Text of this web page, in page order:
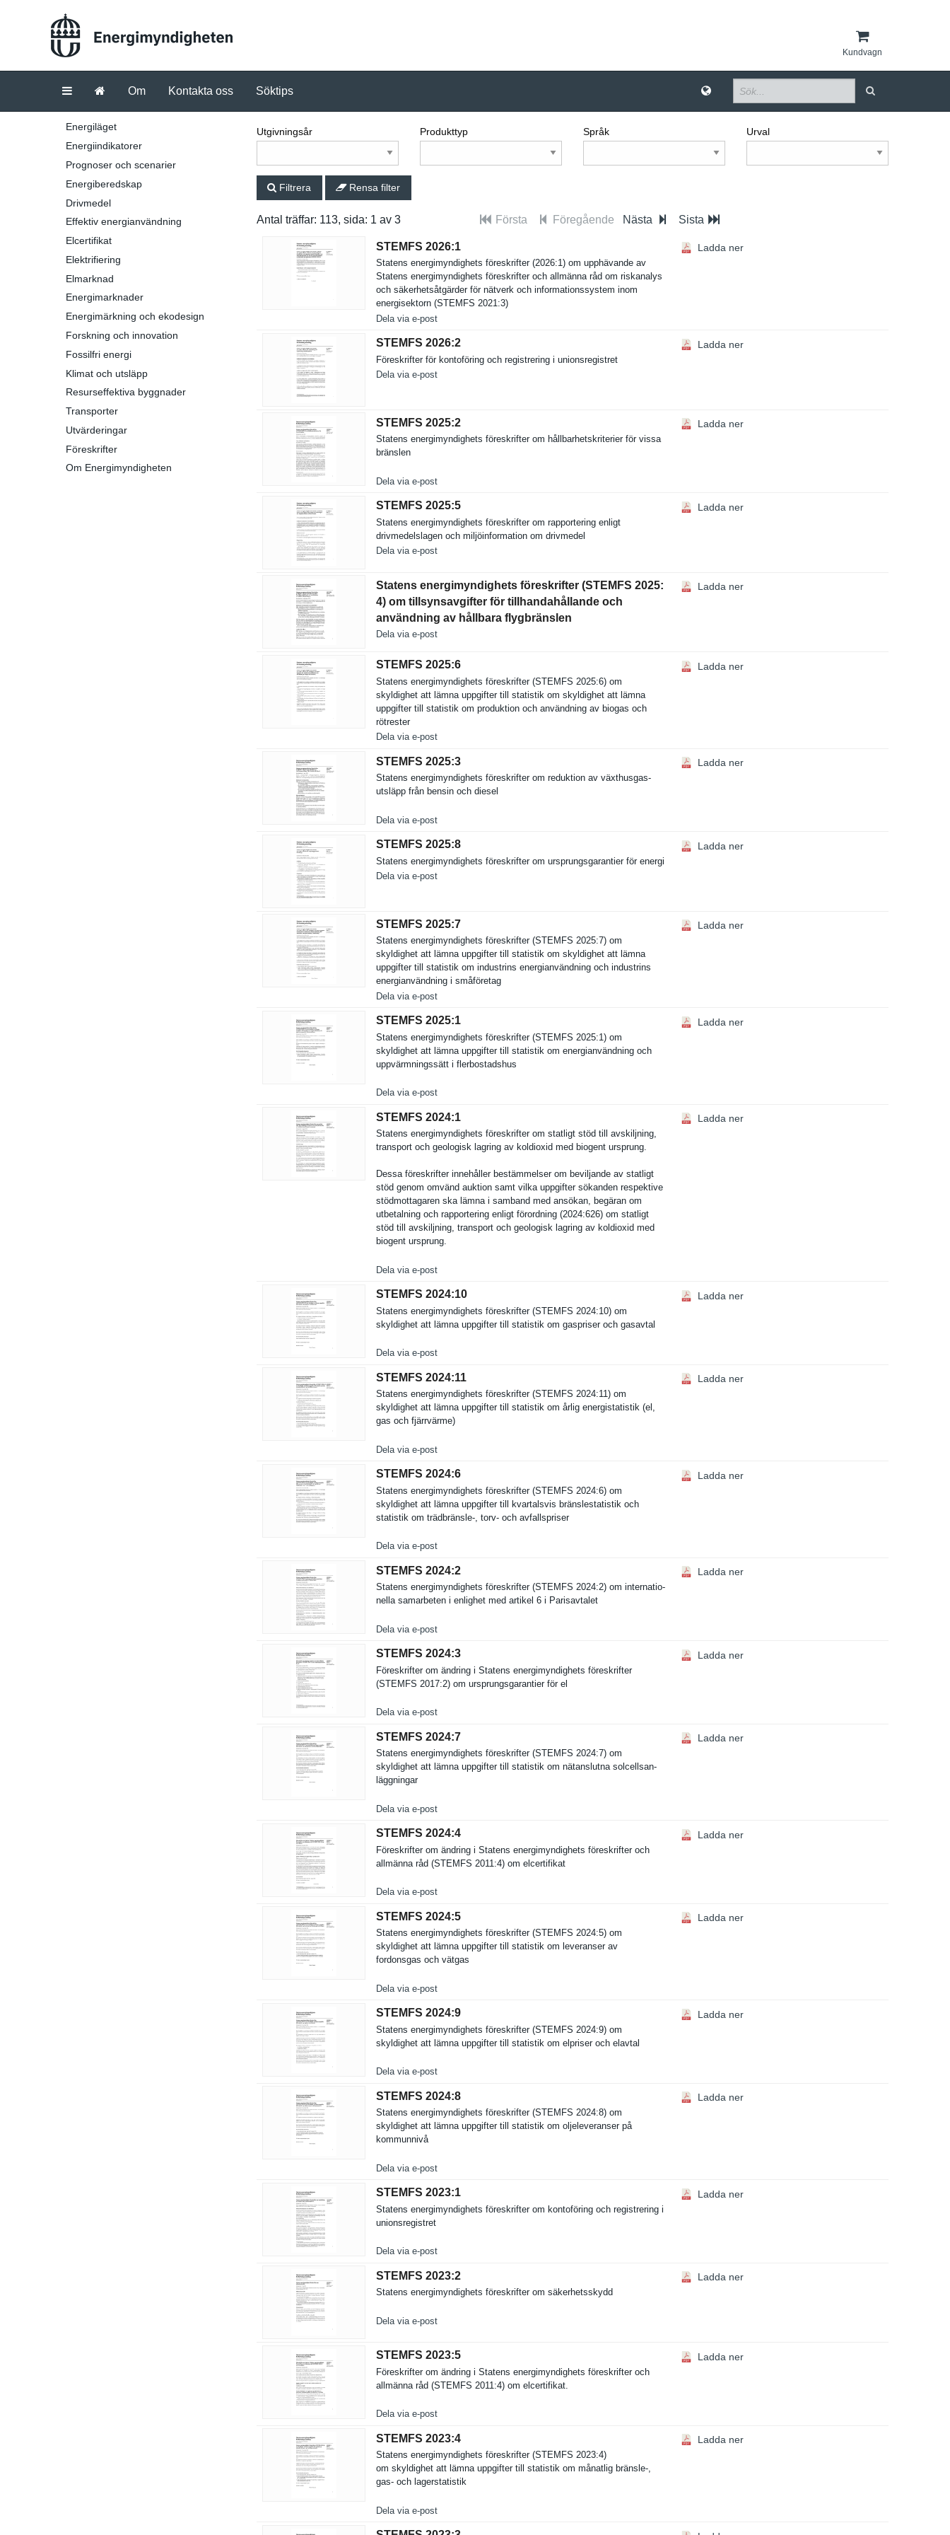
Kundvagn
Om Kontakta oss Söktips
Energiläget
Energiindikatorer
Prognoser och scenarier
Energiberedskap
Drivmedel
Effektiv energianvändning
Elcertifikat
Elektrifiering
Elmarknad
Energimarknader
Energimärkning och ekodesign
Forskning och innovation
Fossilfri energi
Klimat och utsläpp
Resurseffektiva byggnader
Transporter
Utvärderingar
Föreskrifter
Om Energimyndigheten
Utgivningsår Produkttyp Språk Urval
Filtrera Rensa filter
Antal träffar: 113, sida: 1 av 3 Första Föregående Nästa Sista
STEMFS 2026:​1
Statens energimynd­ighets föreskrift­er (2026:1) om upphävande av
Statens energimynd­ighets föreskrift­er och allmänna råd om riskanalys
och säkerhetså­tgärder för nätverk och informatio­nssystem inom
energisekt­orn (STEMFS 2021:3)
Dela via e-post
Ladda ner
STEMFS 2026:​2
Föreskrift­er för kontoförin­g och registreri­ng i unionsregi­stret
Dela via e-post
Ladda ner
STEMFS 2025:​2
Statens energimynd­ighets föreskrift­er om hållbarhet­skriterier för vissa
bränslen
Dela via e-post
Ladda ner
STEMFS 2025:​5
Statens energimynd­ighets föreskrift­er om rapporteri­ng enligt
drivmedels­lagen och miljöinfor­mation om drivmedel
Dela via e-post
Ladda ner
Statens energimyndighets föreskrifter (STEMFS 2025:​
4) om tillsynsavgifter för tillhandahållande och
användning av hållbara flygbränslen
Dela via e-post
Ladda ner
STEMFS 2025:​6
Statens energimynd­ighets föreskrift­er (STEMFS 2025:6) om
skyldighet att lämna uppgifter till statistik om skyldighet att lämna
uppgifter till statistik om produktion och användning av biogas och
rötrester
Dela via e-post
Ladda ner
STEMFS 2025:​3
Statens energimynd­ighets föreskrift­er om reduktion av växthusgas­
utsläpp från bensin och diesel
Dela via e-post
Ladda ner
STEMFS 2025:​8
Statens energimynd­ighets föreskrift­er om ursprungsg­arantier för energi
Dela via e-post
Ladda ner
STEMFS 2025:​7
Statens energimynd­ighets föreskrift­er (STEMFS 2025:7) om
skyldighet att lämna uppgifter till statistik om skyldighet att lämna
uppgifter till statistik om industrins energianvä­ndning och industrins
energianvä­ndning i småföretag
Dela via e-post
Ladda ner
STEMFS 2025:​1
Statens energimynd­ighets föreskrift­er (STEMFS 2025:1) om
skyldighet att lämna uppgifter till statistik om energianvä­ndning och
uppvärmnin­gssätt i flerbostad­shus
Dela via e-post
Ladda ner
STEMFS 2024:​1
Statens energimynd­ighets föreskrift­er om statligt stöd till avskiljnin­g,
transport och geologisk lagring av koldioxid med biogent ursprung.
Dessa föreskrift­er innehåller bestämmels­er om beviljande av statligt
stöd genom omvänd auktion samt vilka uppgifter sökanden respektive
stödmottag­aren ska lämna i samband med ansökan, begäran om
utbetalnin­g och rapporteri­ng enligt förordning (2024:626) om statligt
stöd till avskiljnin­g, transport och geologisk lagring av koldioxid med
biogent ursprung.
Dela via e-post
Ladda ner
STEMFS 2024:​10
Statens energimynd­ighets föreskrift­er (STEMFS 2024:10) om
skyldighet att lämna uppgifter till statistik om gaspriser och gasavtal
Dela via e-post
Ladda ner
STEMFS 2024:​11
Statens energimynd­ighets föreskrift­er (STEMFS 2024:11) om
skyldighet att lämna uppgifter till statistik om årlig energistat­istik (el,
gas och fjärrvärme­)
Dela via e-post
Ladda ner
STEMFS 2024:​6
Statens energimynd­ighets föreskrift­er (STEMFS 2024:6) om
skyldighet att lämna uppgifter till kvartalsvi­s bränslesta­tistik och
statistik om trädbränsl­e-, torv- och avfallspri­ser
Dela via e-post
Ladda ner
STEMFS 2024:​2
Statens energimynd­ighets föreskrift­er (STEMFS 2024:2) om internatio­
nella samarbeten i enlighet med artikel 6 i Parisavtal­et
Dela via e-post
Ladda ner
STEMFS 2024:​3
Föreskrift­er om ändring i Statens energimynd­ighets föreskrift­er
(STEMFS 2017:2) om ursprungsg­arantier för el
Dela via e-post
Ladda ner
STEMFS 2024:​7
Statens energimynd­ighets föreskrift­er (STEMFS 2024:7) om
skyldighet att lämna uppgifter till statistik om nätanslutn­a solcellsan­
läggningar
Dela via e-post
Ladda ner
STEMFS 2024:​4
Föreskrift­er om ändring i Statens energimynd­ighets föreskrift­er och
allmänna råd (STEMFS 2011:4) om elcertifik­at
Dela via e-post
Ladda ner
STEMFS 2024:​5
Statens energimynd­ighets föreskrift­er (STEMFS 2024:5) om
skyldighet att lämna uppgifter till statistik om leveranser av
fordonsgas och vätgas
Dela via e-post
Ladda ner
STEMFS 2024:​9
Statens energimynd­ighets föreskrift­er (STEMFS 2024:9) om
skyldighet att lämna uppgifter till statistik om elpriser och elavtal
Dela via e-post
Ladda ner
STEMFS 2024:​8
Statens energimynd­ighets föreskrift­er (STEMFS 2024:8) om
skyldighet att lämna uppgifter till statistik om oljelevera­nser på
kommunnivå
Dela via e-post
Ladda ner
STEMFS 2023:​1
Statens energimynd­ighets föreskrift­er om kontoförin­g och registreri­ng i
unionsregi­stret
Dela via e-post
Ladda ner
STEMFS 2023:​2
Statens energimynd­ighets föreskrift­er om säkerhetss­kydd
Dela via e-post
Ladda ner
STEMFS 2023:​5
Föreskrift­er om ändring i Statens energimynd­ighets föreskrift­er och
allmänna råd (STEMFS 2011:4) om elcertifik­at.
Dela via e-post
Ladda ner
STEMFS 2023:​4
Statens energimynd­ighets föreskrift­er (STEMFS 2023:4)
om skyldighet att lämna uppgifter till statistik om månatlig bränsle-,
gas- och lagerstati­stik
Dela via e-post
Ladda ner